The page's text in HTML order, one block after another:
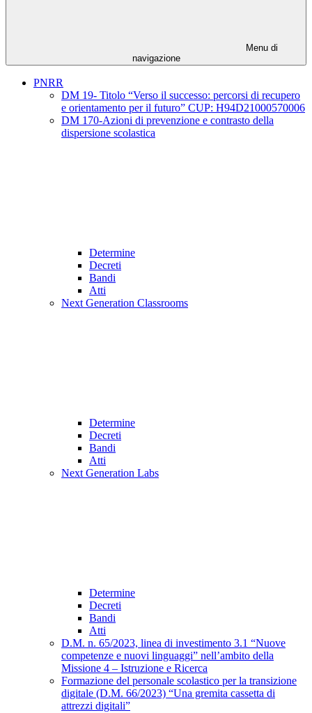
Menu di
navigazione
PNRR
DM 19- Titolo “Verso il successo: percorsi di recupero
e orientamento per il futuro” CUP: H94D21000570006
DM 170-Azioni di prevenzione e contrasto della
dispersione scolastica
Determine
Decreti
Bandi
Atti
Next Generation Classrooms
Determine
Decreti
Bandi
Atti
Next Generation Labs
Determine
Decreti
Bandi
Atti
D.M. n. 65/2023, linea di investimento 3.1 “Nuove
competenze e nuovi linguaggi” nell’ambito della
Missione 4 – Istruzione e Ricerca
Formazione del personale scolastico per la transizione
digitale (D.M. 66/2023) “Una gremita cassetta di
attrezzi digitali”